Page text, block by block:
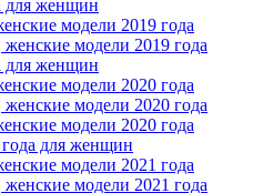
для женщин
модели 2019 года
женские модели 2019 года
для женщин
модели 2020 года
женские модели 2020 года
модели 2020 года
для женщин
модели 2021 года
женские модели 2021 года